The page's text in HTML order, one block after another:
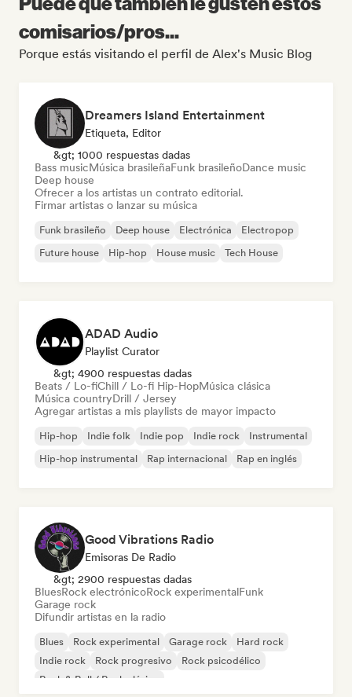
comisarios/pros...
Porque estás visitando el perfil de Alex's Music Blog
Dreamers Island Entertainment
Etiqueta, Editor
&gt; 1000 respuestas dadas
Bass musicMúsica brasileñaFunk brasileñoDance music
Deep house
Ofrecer a los artistas un contrato editorial.
Firmar artistas o lanzar su música
Funk brasileño Deep house Electrónica
Electropop
Future house
Hip-hop House music Tech House
ADAD Audio
Playlist Curator
&gt; 4900 respuestas dadas
Beats / Lo-fiChill / Lo-fi Hip-HopMúsica clásica
Música countryDrill / Jersey
Agregar artistas a mis playlists de mayor impacto
Hip-hop Indie folk Indie pop Indie rock
Instrumental
Hip-hop instrumental
Rap internacional Rap en inglés
Good Vibrations Radio
Emisoras De Radio
&gt; 2900 respuestas dadas
BluesRock electrónicoRock experimentalFunk
Garage rock
Difundir artistas en la radio
Blues Rock experimental Garage rock
Hard rock
Indie rock
Rock progresivo
Rock psicodélico
Rock & Roll / Rock clásico